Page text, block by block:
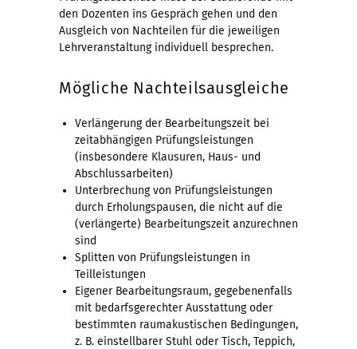
den Dozenten ins Gespräch gehen und den
Ausgleich von Nachteilen für die jeweiligen
Lehrveranstaltung individuell besprechen.
Mögliche Nachteilsausgleiche
Verlängerung der Bearbeitungszeit bei
zeitabhängigen Prüfungsleistungen
(insbesondere Klausuren, Haus- und
Abschlussarbeiten)
Unterbrechung von Prüfungsleistungen
durch Erholungspausen, die nicht auf die
(verlängerte) Bearbeitungszeit anzurechnen
sind
Splitten von Prüfungsleistungen in
Teilleistungen
Eigener Bearbeitungsraum, gegebenenfalls
mit bedarfsgerechter Ausstattung oder
bestimmten raumakustischen Bedingungen,
z. B. einstellbarer Stuhl oder Tisch, Teppich,